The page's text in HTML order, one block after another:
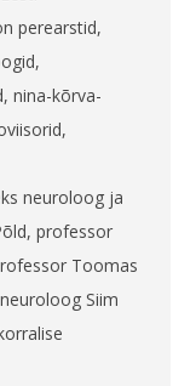
perearstid,
nina-kõrva-
neuroloog ja
professor
Toomas
Siim